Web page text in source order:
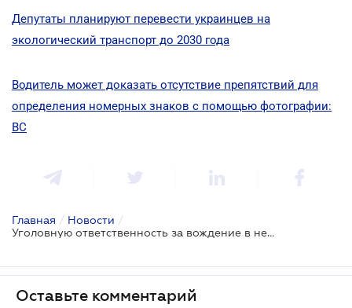
Депутаты планируют перевести украинцев на
экологический транспорт до 2030 года
Водитель может доказать отсутствие препятствий для
определения номерных знаков с помощью фотографии:
ВС
Главная / Новости /
Уголовную ответственность за вождение в нетрезвом виде отсрочили
Оставьте комментарий